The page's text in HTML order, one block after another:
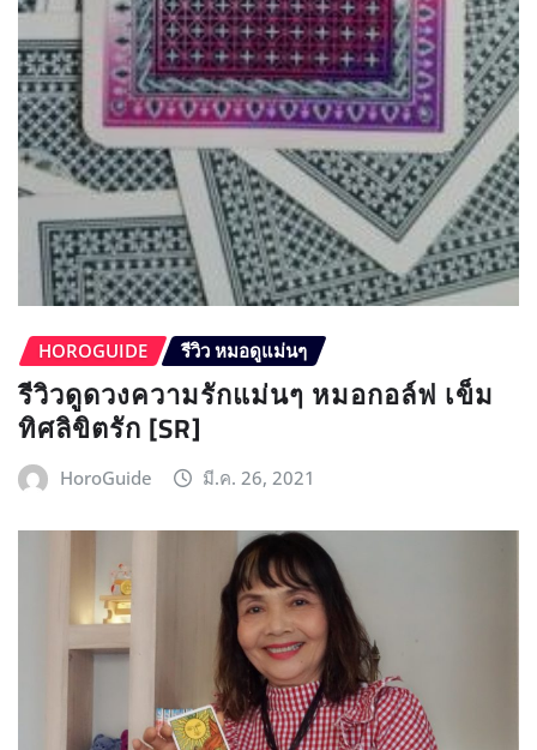
HOROGUIDE รีวิว หมอดูแม่นๆ
รีวิวดูดวงความรักแม่นๆ หมอกอล์ฟ เข็ม
ทิศลิขิตรัก [SR]
HoroGuide มี.ค. 26, 2021